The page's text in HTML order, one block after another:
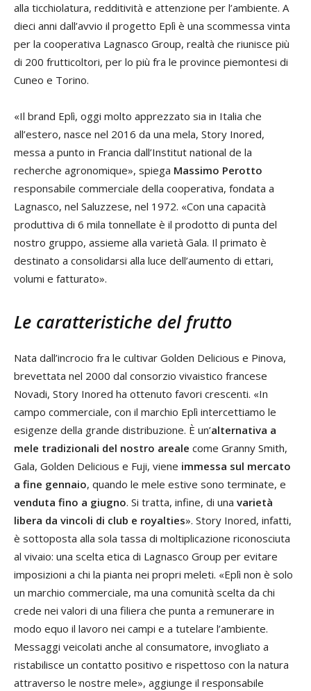
alla ticchiolatura, redditività e attenzione per l’ambiente. A
dieci anni dall’avvio il progetto Eplì è una scommessa vinta
per la cooperativa Lagnasco Group, realtà che riunisce più
di 200 frutticoltori, per lo più fra le province piemontesi di
Cuneo e Torino.
«Il brand Eplì, oggi molto apprezzato sia in Italia che
all’estero, nasce nel 2016 da una mela, Story Inored,
messa a punto in Francia dall’Institut national de la
recherche agronomique», spiega Massimo Perotto
responsabile commerciale della cooperativa, fondata a
Lagnasco, nel Saluzzese, nel 1972. «Con una capacità
produttiva di 6 mila tonnellate è il prodotto di punta del
nostro gruppo, assieme alla varietà Gala. Il primato è
destinato a consolidarsi alla luce dell’aumento di ettari,
volumi e fatturato».
Le caratteristiche del frutto
Nata dall’incrocio fra le cultivar Golden Delicious e Pinova,
brevettata nel 2000 dal consorzio vivaistico francese
Novadi, Story Inored ha ottenuto favori crescenti. «In
campo commerciale, con il marchio Eplì intercettiamo le
esigenze della grande distribuzione. È un’alternativa a
mele tradizionali del nostro areale come Granny Smith,
Gala, Golden Delicious e Fuji, viene immessa sul mercato
a fine gennaio, quando le mele estive sono terminate, e
venduta fino a giugno. Si tratta, infine, di una varietà
libera da vincoli di club e royalties». Story Inored, infatti,
è sottoposta alla sola tassa di moltiplicazione riconosciuta
al vivaio: una scelta etica di Lagnasco Group per evitare
imposizioni a chi la pianta nei propri meleti. «Eplì non è solo
un marchio commerciale, ma una comunità scelta da chi
crede nei valori di una filiera che punta a remunerare in
modo equo il lavoro nei campi e a tutelare l’ambiente.
Messaggi veicolati anche al consumatore, invogliato a
ristabilisce un contatto positivo e rispettoso con la natura
attraverso le nostre mele», aggiunge il responsabile